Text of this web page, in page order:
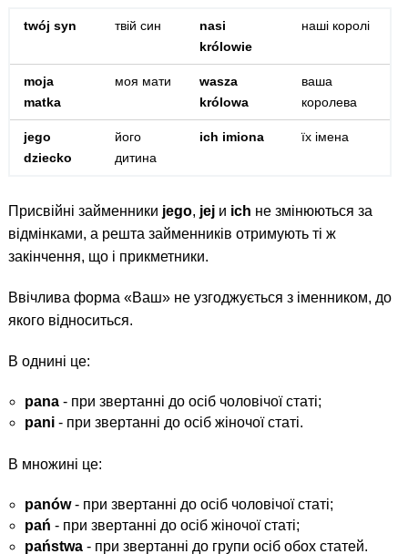
twój syn твій син
nasi
królowie
наші королі
moja
matka
моя мати
wasza
królowa
ваша
королева
jego
dziecko
його
дитина
ich imiona їх імена
Присвійні займенники jego, jejи ich не змінюються за
відмінками, а решта займенників отримують ті ж
закінчення, що і прикметники.
Ввічлива форма «Ваш» не узгоджується з іменником, до
якого відноситься.
В однині це:
pana - при звертанні до осіб чоловічої статі;
pani - при звертанні до осіб жіночої статі.
В множині це:
panów- при звертанні до осіб чоловічої статі;
pań - при звертанні до осіб жіночої статі;
państwa - при звертанні до групи осіб обох статей.